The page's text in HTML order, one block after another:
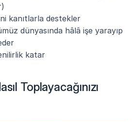
kanıtlarla destekler
dünyasında hâlâ işe yarayıp
katar
Toplayacağınızı